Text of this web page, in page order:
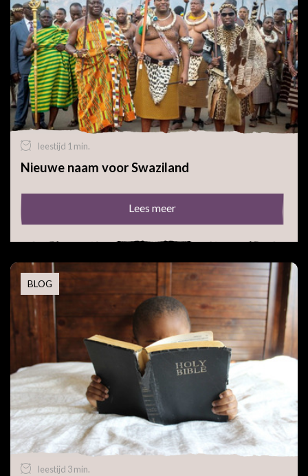
Nieuwe naam voor Swaziland
leestijd 1 min.
Lees meer
leestijd 3 min.
BLOG